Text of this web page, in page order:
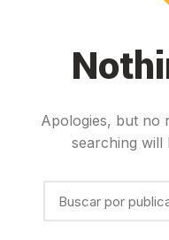
Apologies, but no
searching will